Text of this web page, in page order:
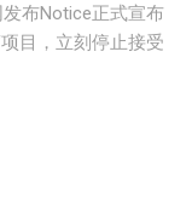
布Notice正式宣布
目，立刻停止接受